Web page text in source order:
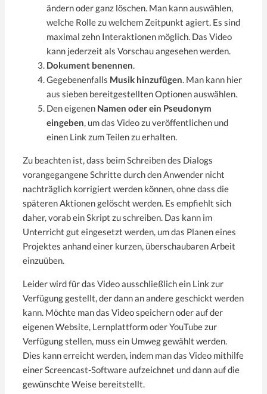
ändern oder ganz löschen. Man kann auswählen,
welche Rolle zu welchem Zeitpunkt agiert. Es sind
maximal zehn Interaktionen möglich. Das Video
kann jederzeit als Vorschau angesehen werden.
Dokument benennen.
Gegebenenfalls Musik hinzufügen. Man kann hier
aus sieben bereitgestellten Optionen auswählen.
Den eigenen Namen oder ein Pseudonym
eingeben, um das Video zu veröffentlichen und
einen Link zum Teilen zu erhalten.
Zu beachten ist, dass beim Schreiben des Dialogs
vorangegangene Schritte durch den Anwender nicht
nachträglich korrigiert werden können, ohne dass die
späteren Aktionen gelöscht werden. Es empfiehlt sich
daher, vorab ein Skript zu schreiben. Das kann im
Unterricht gut eingesetzt werden, um das Planen eines
Projektes anhand einer kurzen, überschaubaren Arbeit
einzuüben.
Leider wird für das Video ausschließlich ein Link zur
Verfügung gestellt, der dann an andere geschickt werden
kann. Möchte man das Video speichern oder auf der
eigenen Website, Lernplattform oder YouTube zur
Verfügung stellen, muss ein Umweg gewählt werden.
Dies kann erreicht werden, indem man das Video mithilfe
einer Screencast-Software aufzeichnet und dann auf die
gewünschte Weise bereitstellt.